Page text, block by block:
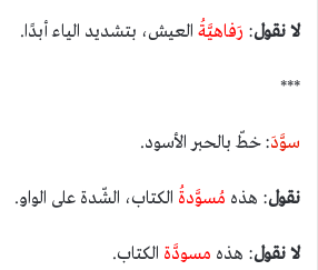
لا نقول: رَفاهيَّةُ العيش، بتشديد الياء أبدًا.
***
سوَّدَ: خطّ بالحبر الأسود.
نقول: هذه مُسوَّدةُ الكتاب، الشّدة على الواو.
لا نقول: هذه مسودَّة الكتاب.